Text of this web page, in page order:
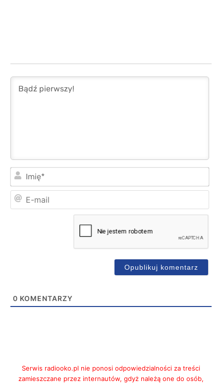
0 KOMENTARZY
Serwis radiooko.pl nie ponosi odpowiedzialności za treści
zamieszczane przez internautów, gdyż należą one do osób,